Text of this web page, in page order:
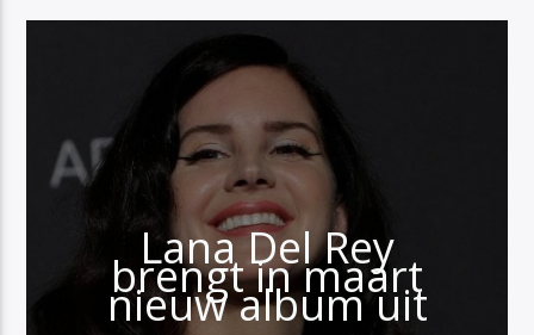
Lana Del Rey
brengt in maart
nieuw album uit